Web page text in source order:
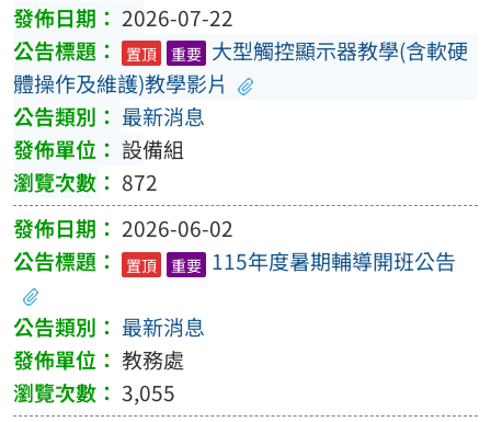
2026-07-22
置頂 重要 大型觸控顯示器教學(含軟硬
體操作及維護)教學影片
最新消息
設備組
872
2026-06-02
置頂 重要 115年度暑期輔導開班公告
最新消息
教務處
3,055